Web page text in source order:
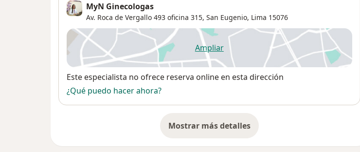
MyN Ginecologas
Av. Roca de Vergallo 493 oficina 315, San Eugenio, Lima 15076
Ampliarse abre en una nueva pestaña
Disponibilidad
Este especialista no ofrece reserva online en esta dirección
¿Qué puedo hacer ahora?
Mostrar más detalles
sobre la dirección